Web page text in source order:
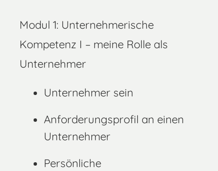
Modul 1: Unternehmerische
Kompetenz I – meine Rolle als
Unternehmer
Unternehmer sein
Anforderungsprofil an einen
Unternehmer
Persönliche